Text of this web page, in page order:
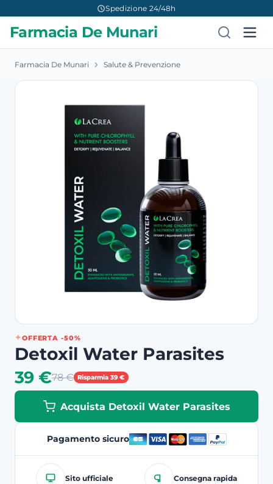
Spedizione 24/48h
Farmacia De Munari
Farmacia De Munari Salute & Prevenzione
OFFERTA -50%
Detoxil Water Parasites
39 €78 € Risparmia 39 €
Acquista Detoxil Water Parasites
Pagamento sicuro
Sito ufficiale Consegna rapida